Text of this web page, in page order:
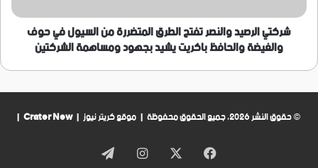
فيحوف
والغيضة
والحافظ
باكريت
يشيد
ومساهمة
شركتي الرصيد والنصر تفتح الطرق المتضررة من السيول في حوف
والغيضة والحافظ باكريت يشيد بجهود ومساهمة الشركتين
© حقوق النشر 2026، جميع الحقوق محفوظة | موقع كريتر نيوز | Crater New
|
فيسبوك انستقرامتيلقرام